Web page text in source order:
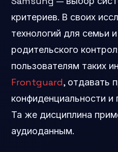
критериев. В своих
технологий для семьи
родительского
пользователям таких
Frontguard, отдавать
конфиденциальности и
Та же дисциплина
аудиоданным.